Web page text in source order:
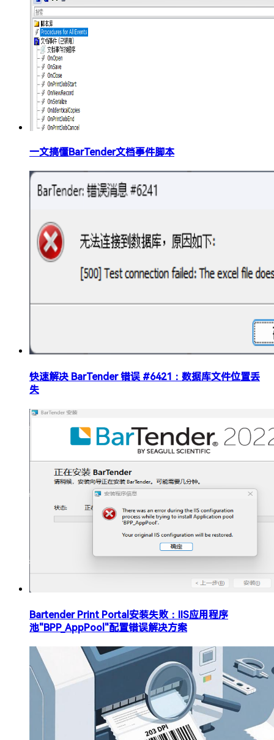
一文搞懂BarTender文档事件脚本
快速解决 BarTender 错误 #6421：数据库文件位置丢
失​
Bartender Print Portal安装失败：IIS应用程序
池"BPP_AppPool"配置错误解决方案